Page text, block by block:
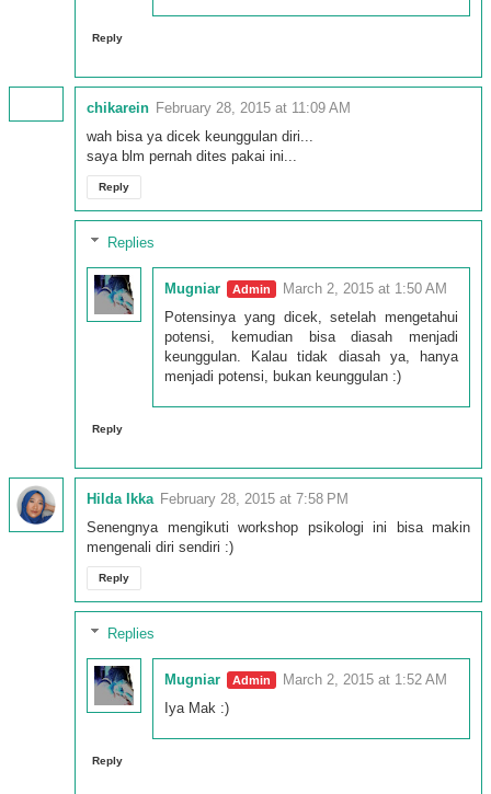
Reply
chikarein February 28, 2015 at 11:09 AM
wah bisa ya dicek keunggulan diri...
saya blm pernah dites pakai ini...
Reply
Replies
Mugniar
March 2, 2015 at 1:50 AM
Potensinya yang dicek, setelah mengetahui
potensi, kemudian bisa diasah menjadi
keunggulan. Kalau tidak diasah ya, hanya
menjadi potensi, bukan keunggulan :)
Reply
Hilda Ikka February 28, 2015 at 7:58 PM
Senengnya mengikuti workshop psikologi ini bisa makin
mengenali diri sendiri :)
Reply
Replies
Mugniar
March 2, 2015 at 1:52 AM
Iya Mak :)
Reply